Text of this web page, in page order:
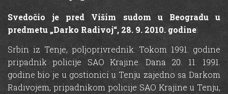
Svedočio je pred Višim sudom u Beogradu u
predmetu „Darko Radivoj“, 28. 9. 2010. godine.
Srbin iz Tenje, poljoprivrednik. Tokom 1991. godine
pripadnik policije SAO Krajine. Dana 20. 11. 1991.
godine bio je u gostionici u Tenju zajedno sa Darkom
Radivojem, pripadnikom policije SAO Krajine u Tenju,